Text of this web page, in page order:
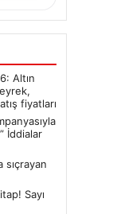
Altın
fiyatları
İddialar
sıçrayan
Sayı